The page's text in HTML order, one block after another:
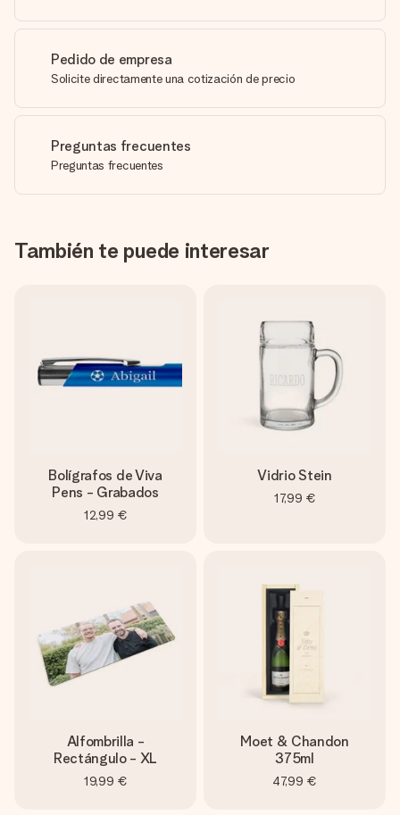
Pedido de empresa
Solicite directamente una cotización de precio
Preguntas frecuentes
Preguntas frecuentes
También te puede interesar
Bolígrafos de Viva
Pens - Grabados
12,99 €
Vidrio Stein
17,99 €
Alfombrilla -
Rectángulo - XL
19,99 €
Moet & Chandon
375ml
47,99 €